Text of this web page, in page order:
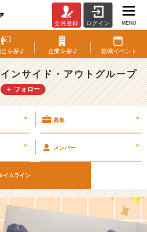
O
G
っ
て
ナ
ニ？】
様
ち
ょ
っ
と
ご
紹
会員登録 ログイン MENU
を探す 企業を探す 就職イベント
インサイド・アウトグループ
＋ フォロー
> 募集 >
> メンバー >
イムライン